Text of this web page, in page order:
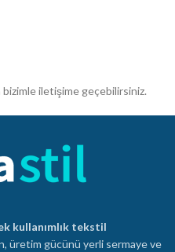
iletişime geçebilirsiniz.
kullanımlık tekstil
üretim gücünü yerli sermaye ve